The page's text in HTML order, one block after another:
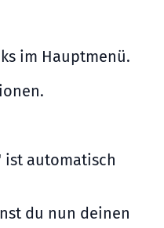
im Hauptmenü.
ist automatisch
du nun deinen